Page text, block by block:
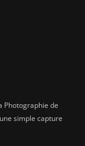
Photographie de
simple capture